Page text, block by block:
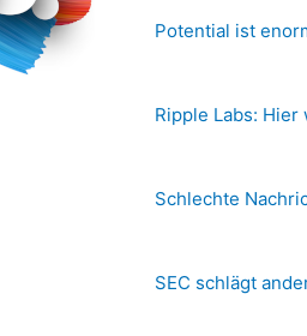
Potential ist
Ripple Labs:
Schlechte
SEC schlägt